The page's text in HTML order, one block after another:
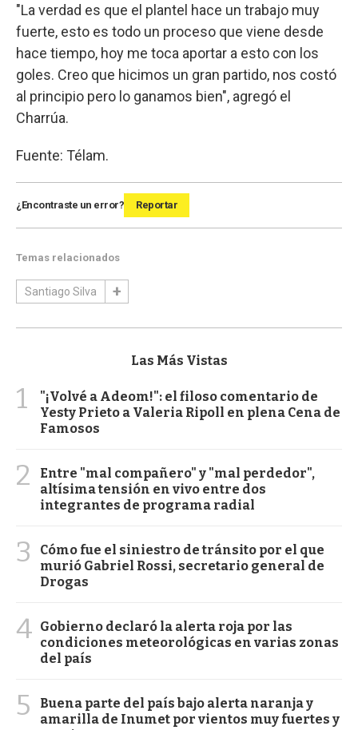
"La verdad es que el plantel hace un trabajo muy
fuerte, esto es todo un proceso que viene desde
hace tiempo, hoy me toca aportar a esto con los
goles. Creo que hicimos un gran partido, nos costó
al principio pero lo ganamos bien", agregó el
Charrúa.
Fuente: Télam.
¿Encontraste un error? Reportar
Temas relacionados
Santiago Silva
Las Más Vistas
1
"¡Volvé a Adeom!": el filoso comentario de
Yesty Prieto a Valeria Ripoll en plena Cena de
Famosos
2
Entre "mal compañero" y "mal perdedor",
altísima tensión en vivo entre dos
integrantes de programa radial
3
Cómo fue el siniestro de tránsito por el que
murió Gabriel Rossi, secretario general de
Drogas
4 Gobierno declaró la alerta roja por las
condiciones meteorológicas en varias zonas
del país
5
Buena parte del país bajo alerta naranja y
amarilla de Inumet por vientos muy fuertes y